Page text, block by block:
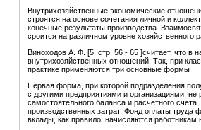
Внутрихозяйственные экономические
строятся на основе сочетания личной и
конечные результаты производства.
сроится на различном уровне хозяйственного
Виноходов А. Ф. [5, стр. 56 - 65 ]считает, что
внутрихозяйственных отношений. Так, при
практике применяются три основные формы
Первая форма, при которой подразделения
с другими предприятиями и организациями,
самостоятельного баланса и расчетного
производственных затрат. Фонд оплаты
вклады, как правило, начисляются